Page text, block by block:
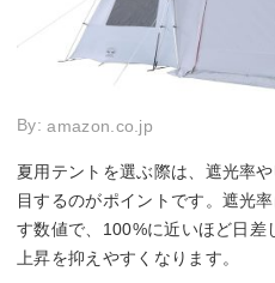
By:amazon.co.jp
夏用テントを選ぶ際は、遮光率
目するのがポイントです。遮光
す数値で、100%に近いほど日差
上昇を抑えやすくなります。